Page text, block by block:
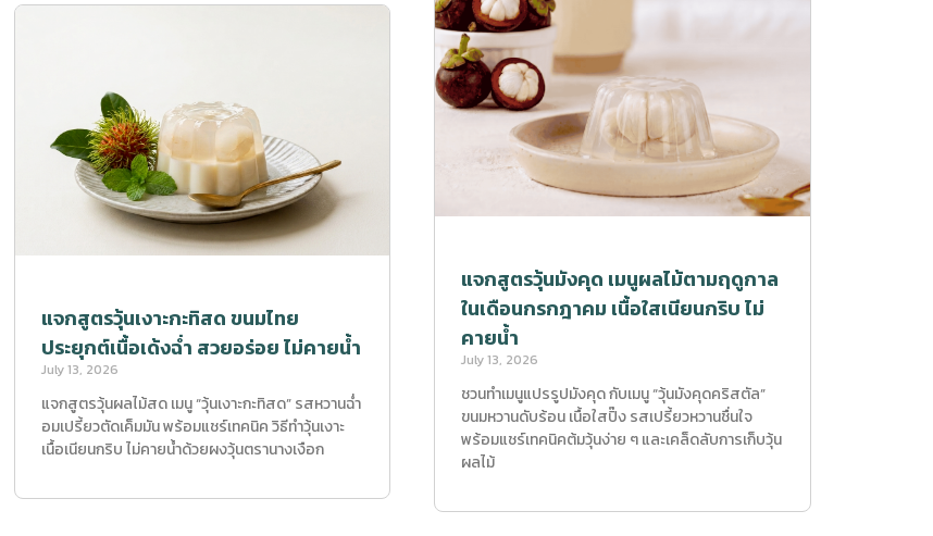
แจกสูตรวุ้นเงาะกะทิสด ขนมไทย
ประยุกต์เนื้อเด้งฉ่ำ สวยอร่อย ไม่คายน้ำ
July 13, 2026
แจกสูตรวุ้นผลไม้สด เมนู “วุ้นเงาะกะทิสด” รสหวานฉ่ำ
อมเปรี้ยวตัดเค็มมัน พร้อมแชร์เทคนิค วิธีทำวุ้นเงาะ
เนื้อเนียนกริบ ไม่คายน้ำด้วยผงวุ้นตรานางเงือก
แจกสูตรวุ้นมังคุด เมนูผลไม้ตามฤดูกาล
ในเดือนกรกฎาคม เนื้อใสเนียนกริบ ไม่
คายน้ำ
July 13, 2026
ชวนทำเมนูแปรรูปมังคุด กับเมนู “วุ้นมังคุดคริสตัล”
ขนมหวานดับร้อน เนื้อใสปิ๊ง รสเปรี้ยวหวานชื่นใจ
พร้อมแชร์เทคนิคต้มวุ้นง่าย ๆ และเคล็ดลับการเก็บวุ้น
ผลไม้